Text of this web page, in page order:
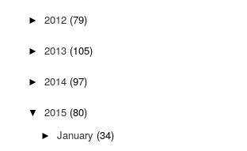
► 2012 (79)
► 2013 (105)
► 2014 (97)
▼ 2015 (80)
► January (34)